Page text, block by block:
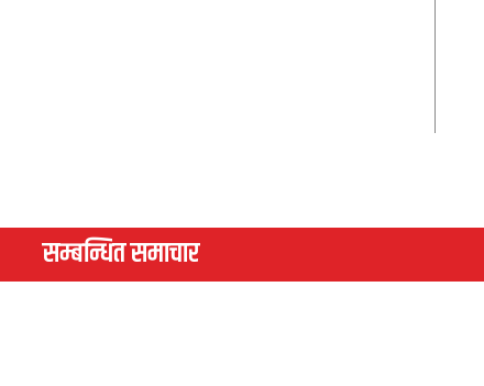
सम्बन्धित समाचार